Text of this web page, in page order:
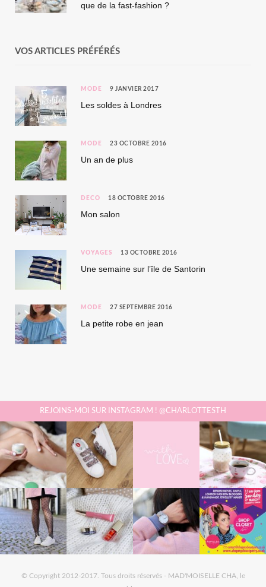
que de la fast-fashion ?
VOS ARTICLES PRÉFÉRÉS
MODE 9 JANVIER 2017
Les soldes à Londres
MODE 23 OCTOBRE 2016
Un an de plus
DÉCO 18 OCTOBRE 2016
Mon salon
VOYAGES 13 OCTOBRE 2016
Une semaine sur l’île de Santorin
MODE 27 SEPTEMBRE 2016
La petite robe en jean
REJOINS-MOI SUR INSTAGRAM ! @CHARLOTTESTH
© Copyright 2012-2017. Tous droits réservés - MAD'MOISELLE CHA, le